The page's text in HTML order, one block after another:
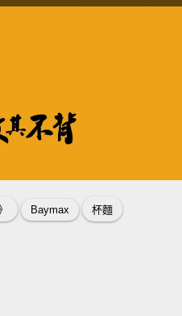
家專利「記憶曲線理論」
文一定要背單字的迷思
Baymax 杯麵